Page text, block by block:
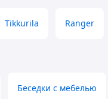
Tikkurila Ranger
Беседки с мебелью